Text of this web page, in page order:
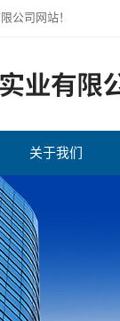
公司网站！
关于我们